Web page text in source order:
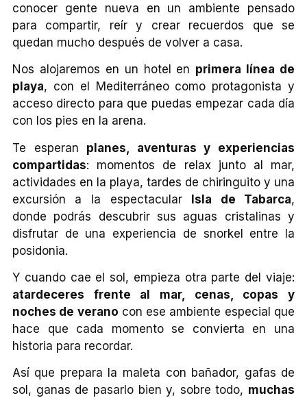
conocer gente nueva en un ambiente pensado
para compartir, reír y crear recuerdos que se
quedan mucho después de volver a casa.
Nos alojaremos en un hotel en primera línea de
playa, con el Mediterráneo como protagonista y
acceso directo para que puedas empezar cada día
con los pies en la arena.
Te esperan planes, aventuras y experiencias
compartidas: momentos de relax junto al mar,
actividades en la playa, tardes de chiringuito y una
excursión a la espectacular Isla de Tabarca,
donde podrás descubrir sus aguas cristalinas y
disfrutar de una experiencia de snorkel entre la
posidonia.
Y cuando cae el sol, empieza otra parte del viaje:
atardeceres frente al mar, cenas, copas y
noches de verano con ese ambiente especial que
hace que cada momento se convierta en una
historia para recordar.
Así que prepara la maleta con bañador, gafas de
sol, ganas de pasarlo bien y, sobre todo, muchas